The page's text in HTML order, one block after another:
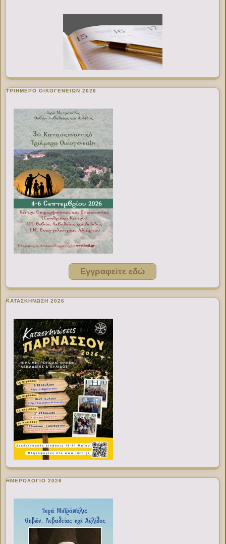
ΤΡΙΗΜΕΡΟ ΟΙΚΟΓΕΝΕΙΩΝ 2026
Εγγραφείτε εδώ
ΚΑΤΑΣΚΗΝΩΣΗ 2026
ΗΜΕΡΟΛΟΓΙΟ 2026